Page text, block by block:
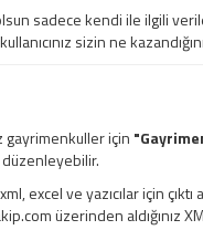
sadece kendi ile ilgili
sizin ne
gayrimenkuller için
excel ve yazıcılar için çıktı
üzerinden aldığınız